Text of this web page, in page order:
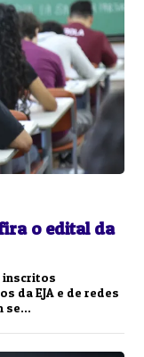
o edital da
inscritos
da EJA e de redes
se...